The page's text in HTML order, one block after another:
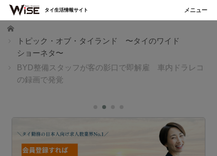
ホーム
トピック・オブ・タイランド 〜タイのワイド
ショーネタ〜
BYD整備スタッフが客の影口で即解雇 車内ドラレコ
の録画で発覚
タイ生活情報サイト